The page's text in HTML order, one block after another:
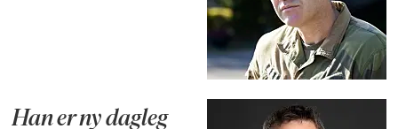
Han er ny dagleg